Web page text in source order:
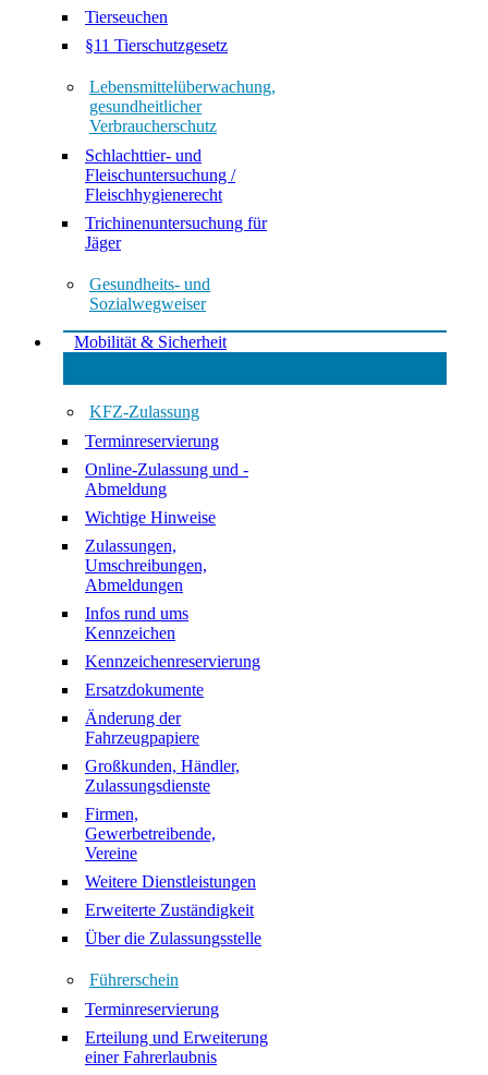
Tierseuchen
§11 Tierschutzgesetz
Lebensmittelüberwachung,
gesundheitlicher
Verbraucherschutz
Schlachttier- und
Fleischuntersuchung /
Fleischhygienerecht
Trichinenuntersuchung für
Jäger
Gesundheits- und
Sozialwegweiser
Mobilität & Sicherheit
KFZ-Zulassung
Terminreservierung
Online-Zulassung und -
Abmeldung
Wichtige Hinweise
Zulassungen,
Umschreibungen,
Abmeldungen
Infos rund ums
Kennzeichen
Kennzeichenreservierung
Ersatzdokumente
Änderung der
Fahrzeugpapiere
Großkunden, Händler,
Zulassungsdienste
Firmen,
Gewerbetreibende,
Vereine
Weitere Dienstleistungen
Erweiterte Zuständigkeit
Über die Zulassungsstelle
Führerschein
Terminreservierung
Erteilung und Erweiterung
einer Fahrerlaubnis